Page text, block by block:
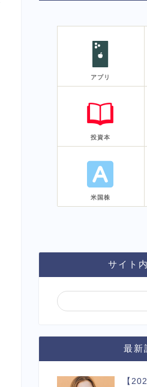
アプリ
投資本
米国株
サイト
最新
【